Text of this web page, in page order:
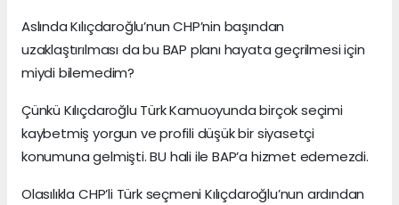
Aslında Kılıçdaroğlu’nun CHP’nin başından
uzaklaştırılması da bu BAP planı hayata geçrilmesi için
miydi bilemedim?
Çünkü Kılıçdaroğlu Türk Kamuoyunda birçok seçimi
kaybetmiş yorgun ve profili düşük bir siyasetçi
konumuna gelmişti. BU hali ile BAP’a hizmet edemezdi.
Olasılıkla CHP’li Türk seçmeni Kılıçdaroğlu’nun ardından